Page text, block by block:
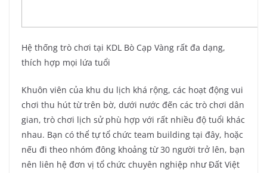
Hệ thống trò chơi tại KDL Bò Cạp Vàng rất đa dạng,
thích hợp mọi lứa tuổi
Khuôn viên của khu du lịch khá rộng, các hoạt động vui
chơi thu hút từ trên bờ, dưới nước đến các trò chơi dân
gian, trò chơi lịch sử phù hợp với rất nhiều độ tuổi khác
nhau. Bạn có thể tự tổ chức team building tại đây, hoặc
nếu đi theo nhóm đông khoảng từ 30 người trở lên, bạn
nên liên hệ đơn vị tổ chức chuyên nghiệp như Đất Việt